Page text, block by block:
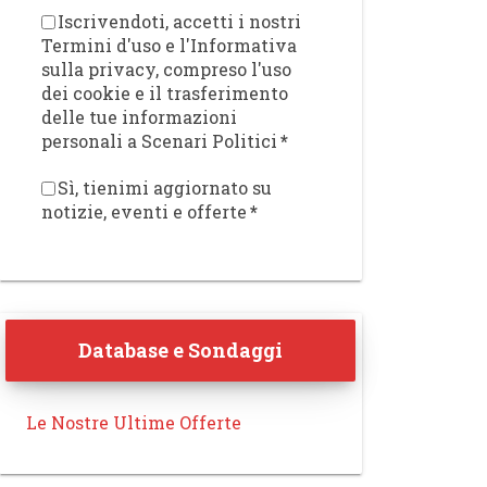
Iscrivendoti, accetti i nostri
Termini d'uso e l'Informativa
sulla privacy, compreso l'uso
dei cookie e il trasferimento
delle tue informazioni
personali a Scenari Politici*
Sì, tienimi aggiornato su
notizie, eventi e offerte*
Database e Sondaggi
Le Nostre Ultime Offerte